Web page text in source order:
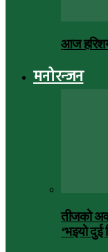
आज
मनोरन्जन
तीजको
‘भइयो दुई